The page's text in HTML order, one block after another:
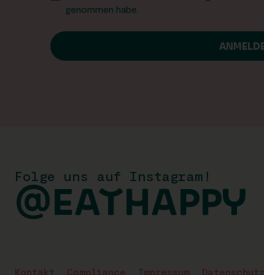
genommen habe.
Folge uns auf Instagram!
@EATHAPPY
Kontakt Compliance Impressum